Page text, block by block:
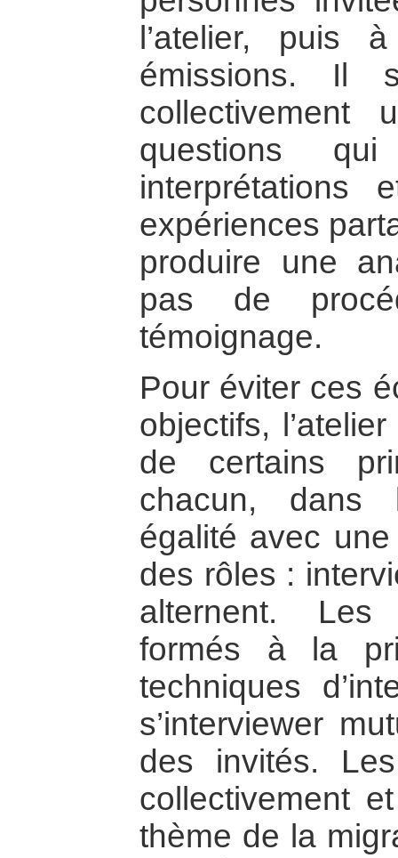
l’atelier, puis
émissions. Il
collectivement
questions
interprétations
expériences
produire une
pas de
témoignage.
Pour éviter ces
objectifs,
de certains
chacun, dans
égalité avec
des rôles :
alternent. Les
formés à la
techniques
s’interviewer
des invités.
collectivement
thème de la